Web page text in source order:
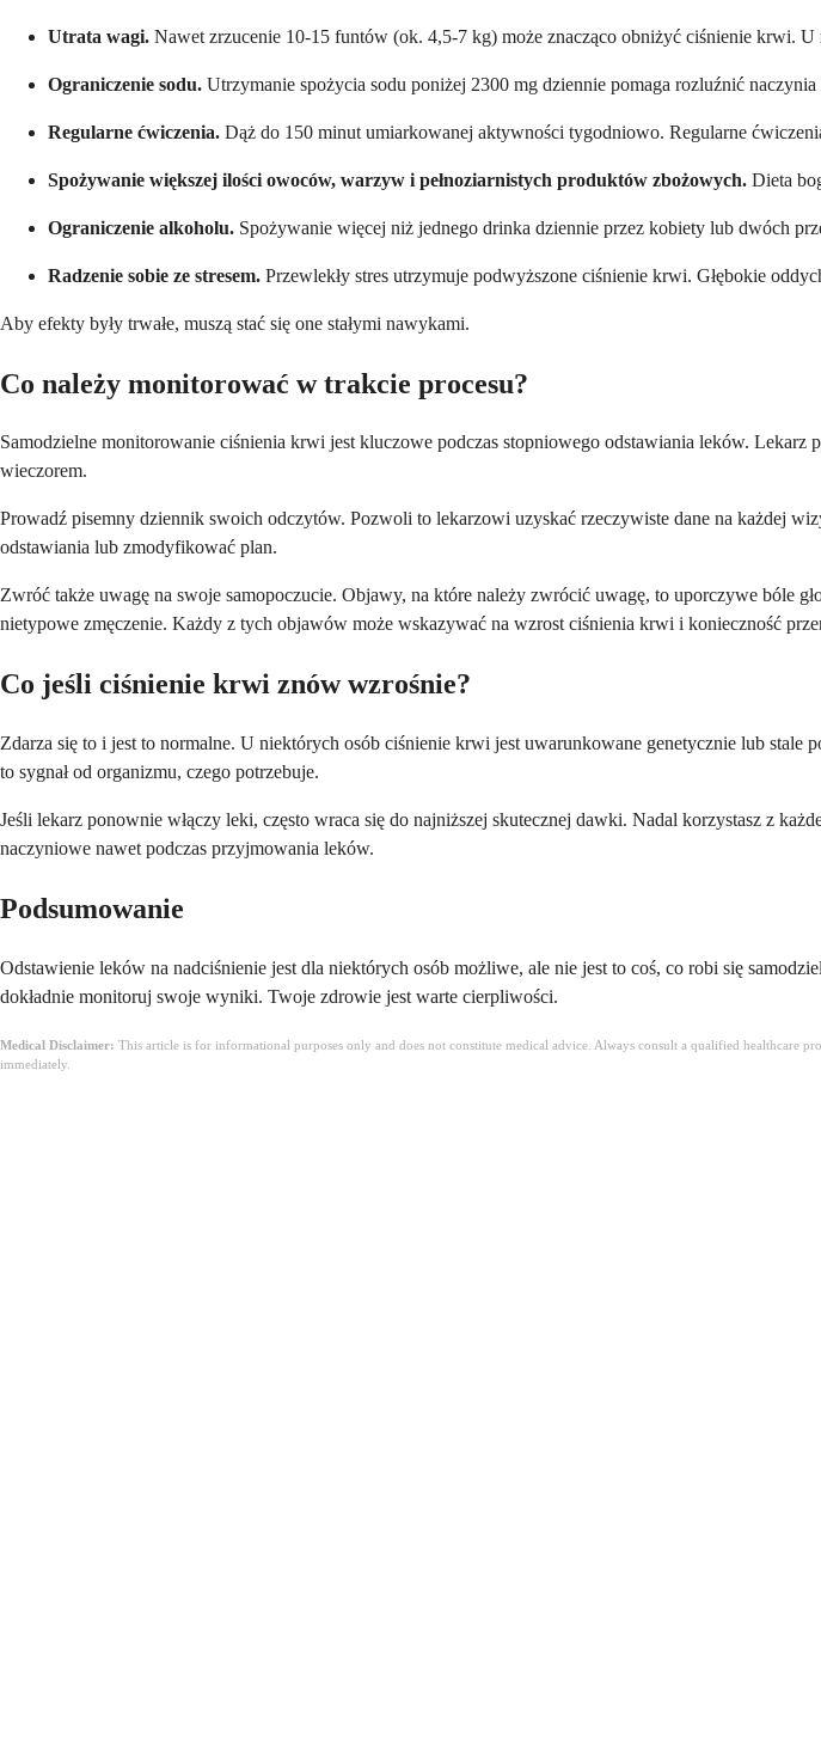
Utrata wagi. Nawet zrzucenie 10-15 funtów (ok. 4,5-7 kg) może znacząco obniżyć ciśnienie krwi.
Ograniczenie sodu. Utrzymanie spożycia sodu poniżej 2300 mg dziennie pomaga rozluźnić
Regularne ćwiczenia. Dąż do 150 minut umiarkowanej aktywności tygodniowo. Regularne
Spożywanie większej ilości owoców, warzyw i pełnoziarnistych produktów zbożowych. Dieta
Ograniczenie alkoholu. Spożywanie więcej niż jednego drinka dziennie przez kobiety lub dwóch
Radzenie sobie ze stresem. Przewlekły stres utrzymuje podwyższone ciśnienie krwi. Głębokie
Aby efekty były trwałe, muszą stać się one stałymi nawykami.
Co należy monitorować w trakcie procesu?
Samodzielne monitorowanie ciśnienia krwi jest kluczowe podczas stopniowego odstawiania leków.
wieczorem.
Prowadź pisemny dziennik swoich odczytów. Pozwoli to lekarzowi uzyskać rzeczywiste dane na każdej
odstawiania lub zmodyfikować plan.
Zwróć także uwagę na swoje samopoczucie. Objawy, na które należy zwrócić uwagę, to uporczywe bóle
nietypowe zmęczenie. Każdy z tych objawów może wskazywać na wzrost ciśnienia krwi i konieczność
Co jeśli ciśnienie krwi znów wzrośnie?
Zdarza się to i jest to normalne. U niektórych osób ciśnienie krwi jest uwarunkowane genetycznie lub stale
to sygnał od organizmu, czego potrzebuje.
Jeśli lekarz ponownie włączy leki, często wraca się do najniższej skutecznej dawki. Nadal korzystasz z
naczyniowe nawet podczas przyjmowania leków.
Podsumowanie
Odstawienie leków na nadciśnienie jest dla niektórych osób możliwe, ale nie jest to coś, co robi się
dokładnie monitoruj swoje wyniki. Twoje zdrowie jest warte cierpliwości.
Medical Disclaimer: This article is for informational purposes only and does not constitute medical advice. Always consult a qualified healthcare
immediately.